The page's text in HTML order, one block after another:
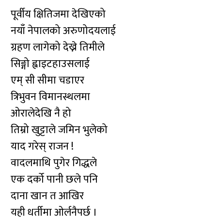
पूर्वीय क्षितिजमा देखिएको
नयाँ नेपालको अरुणोदयलाई
ग्रहण लागेको देख्ने तिमीले
सिङ्गो ह्वाइटहाउसलाई
एम् सी सीमा चडाएर
त्रिभुवन विमानस्थलमा
ओरालेदेखि नै हो
तिम्रो खुट्टाले जमिन भुलेको
याद गरेस् राजन !
वादलमाथि पुगेर गिद्धले
एक दर्को पानी छले पनि
दाना खान त आखिर
यही धर्तीमा ओर्लनैपर्छ ।